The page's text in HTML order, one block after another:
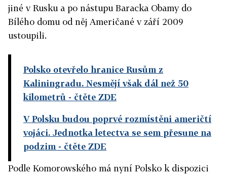
jiné v Rusku a po nástupu Baracka Obamy do
Bílého domu od něj Američané v září 2009
ustoupili.
Polsko otevřelo hranice Rusům z
Kaliningradu. Nesmějí však dál než 50
kilometrů - čtěte ZDE
V Polsku budou poprvé rozmístěni američtí
vojáci. Jednotka letectva se sem přesune na
podzim - čtěte ZDE
Podle Komorowského má nyní Polsko k dispozici